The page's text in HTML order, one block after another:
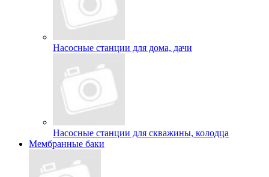
Насосные станции для дома, дачи
Насосные станции для скважины, колодца
Мембранные баки